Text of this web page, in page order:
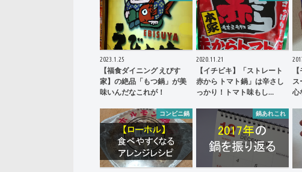
2023.1.25
【福食ダイニング えびす
家】の絶品「もつ鍋」が美
味いんだなこれが！
2020.11.21
【イチビキ】「ストレート
赤から トマト鍋」は辛さし
っかり！トマト味もし…
心
コンビニ鍋 鍋あれこれ